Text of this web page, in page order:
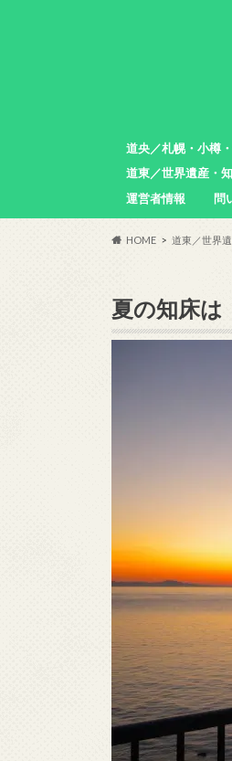
道央／札幌・小樽
札幌市
小樽市
石狩市
北広島市
恵庭市
千歳市
苫小牧市
道東／世界遺産・
羅臼町
斜里町
運営者情報
問
HOME 道東／世界
夏の知床は